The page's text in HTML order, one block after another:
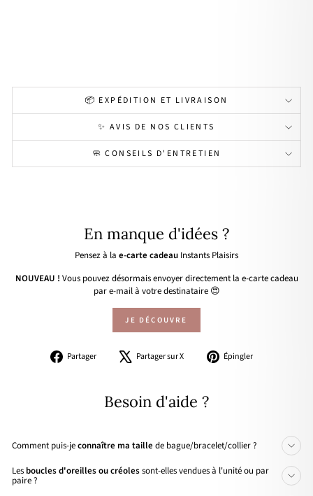
📦 EXPÉDITION ET LIVRAISON
✨ AVIS DE NOS CLIENTS
🧼 CONSEILS D'ENTRETIEN
En manque d'idées ?
Pensez à la e-carte cadeau Instants Plaisirs
NOUVEAU ! Vous pouvez désormais envoyer directement la e-carte cadeau
par e-mail à votre destinataire 😍
JE DÉCOUVRE
Partager
PartagerPartager sur X
Tweeter Épingler
Besoin d'aide ?
Comment puis-jeconnaître ma taille de bague/bracelet/collier ?
Les boucles d'oreilles ou créolessont-elles vendues à l'unité ou par
paire ?